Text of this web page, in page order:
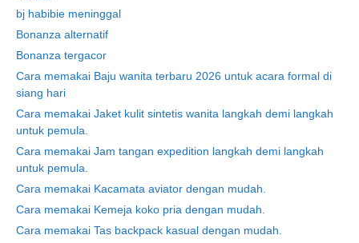
bj habibie meninggal
Bonanza alternatif
Bonanza tergacor
Cara memakai Baju wanita terbaru 2026 untuk acara formal di
siang hari
Cara memakai Jaket kulit sintetis wanita langkah demi langkah
untuk pemula.
Cara memakai Jam tangan expedition langkah demi langkah
untuk pemula.
Cara memakai Kacamata aviator dengan mudah.
Cara memakai Kemeja koko pria dengan mudah.
Cara memakai Tas backpack kasual dengan mudah.